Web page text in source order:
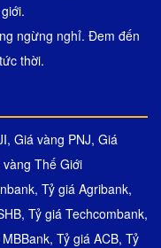
ngừng nghỉ. Đem đến
thời.
, Giá vàng PNJ, Giá
vàng Thế Giới
, Tỷ giá Agribank,
, Tỷ giá Techcombank,
, Tỷ giá ACB, Tỷ